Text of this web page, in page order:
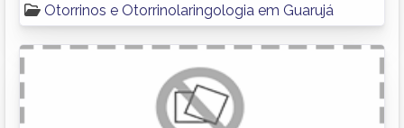
Otorrinos e Otorrinolaringologia em Guarujá